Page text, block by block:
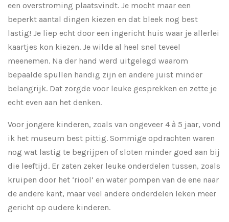
een overstroming plaatsvindt. Je mocht maar een
beperkt aantal dingen kiezen en dat bleek nog best
lastig! Je liep echt door een ingericht huis waar je allerlei
kaartjes kon kiezen. Je wilde al heel snel teveel
meenemen. Na der hand werd uitgelegd waarom
bepaalde spullen handig zijn en andere juist minder
belangrijk. Dat zorgde voor leuke gesprekken en zette je
echt even aan het denken.
Voor jongere kinderen, zoals van ongeveer 4 à 5 jaar, vond
ik het museum best pittig. Sommige opdrachten waren
nog wat lastig te begrijpen of sloten minder goed aan bij
die leeftijd. Er zaten zeker leuke onderdelen tussen, zoals
kruipen door het ‘riool’ en water pompen van de ene naar
de andere kant, maar veel andere onderdelen leken meer
gericht op oudere kinderen.